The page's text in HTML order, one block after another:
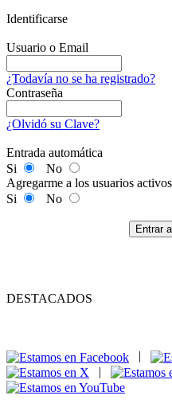
Identificarse
Usuario o Email
¿Todavía no se ha registrado?
Contraseña
¿Olvidó su Clave?
Entrada automática
Si
No
Agregarme a los usuarios activos
Si
No
Entrar
DESTACADOS
|